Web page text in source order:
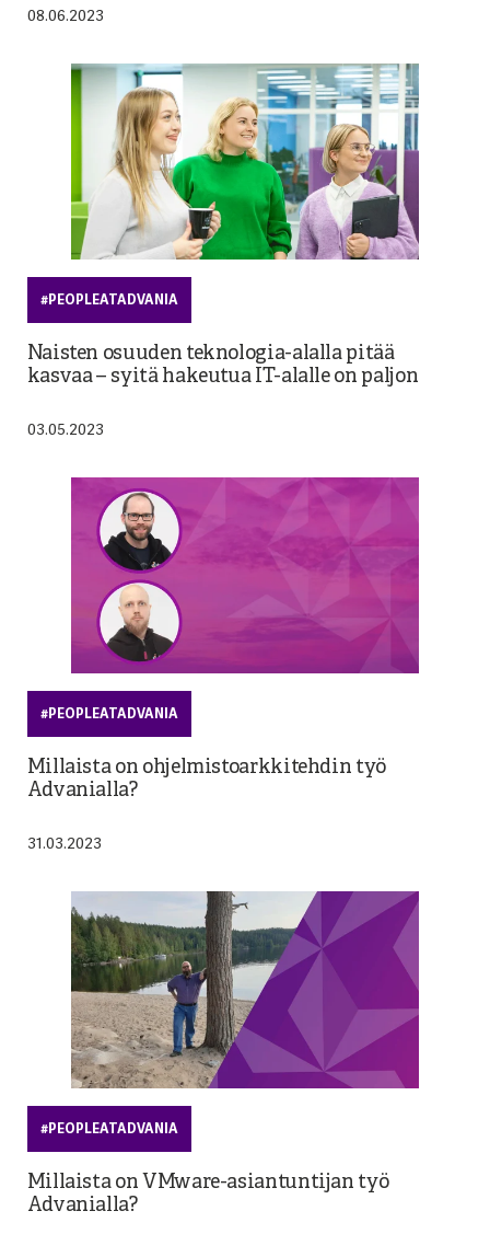
08.06.2023
#PEOPLEATADVANIA
Naisten osuuden teknologia-alalla pitää
kasvaa – syitä hakeutua IT-alalle on paljon
03.05.2023
#PEOPLEATADVANIA
Millaista on ohjelmistoarkkitehdin työ
Advanialla?
31.03.2023
#PEOPLEATADVANIA
Millaista on VMware-asiantuntijan työ
Advanialla?